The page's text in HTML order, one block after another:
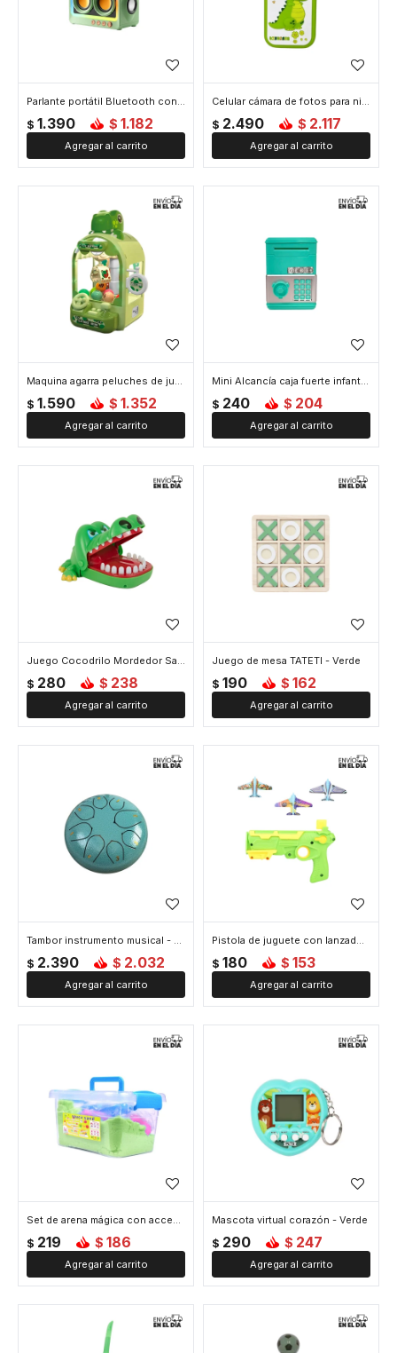
Parlante portátil Bluetooth con luces LED - Verde
$ 1.390 $ 1.182
Celular cámara de fotos para niños dinosaurio y oso - Verde
$ 2.490 $ 2.117
Maquina agarra peluches de juguete - Verde
$ 1.590 $ 1.352
Mini Alcancía caja fuerte infantil - Verde
$ 240 $ 204
Juego Cocodrilo Mordedor Saca Dientes Muelas - Verde
$ 280 $ 238
Juego de mesa TATETI - Verde
$ 190 $ 162
Tambor instrumento musical - Verde
$ 2.390 $ 2.032
Pistola de juguete con lanzadores - Verde
$ 180 $ 153
Set de arena mágica con accesorios - Verde
$ 219 $ 186
Mascota virtual corazón - Verde
$ 290 $ 247